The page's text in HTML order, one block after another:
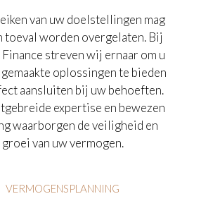
van uw doelstellingen mag
toeval worden overgelaten. Bij
streven wij ernaar om u
gemaakte oplossingen te bieden
aansluiten bij uw behoeften.
expertise en bewezen
waarborgen de veiligheid en
groei van uw vermogen.
VERMOGENSPLANNING